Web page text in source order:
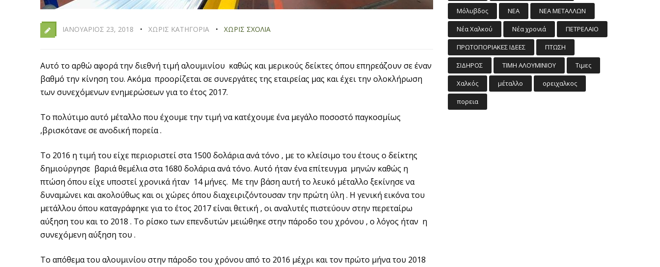
ΙΑΝΟΥΆΡΙΟΣ 23, 2018 ΧΩΡΊΣ ΚΑΤΗΓΟΡΊΑ ΧΩΡΊΣ ΣΧΌΛΙΑ
Αυτό το αρθώ αφορά την διεθνή τιμή αλουμινίου καθώς και μερικούς δείκτες όπου επηρεάζουν σε έναν
βαθμό την κίνηση του. Ακόμα προορίζεται σε συνεργάτες της εταιρείας μας και έχει την ολοκλήρωση
των συνεχόμενων ενημερώσεων για το έτος 2017.
Το πολύτιμο αυτό μέταλλο που έχουμε την τιμή να κατέχουμε ένα μεγάλο ποσοστό παγκοσμίως
,βρισκότανε σε ανοδική πορεία .
Το 2016 η τιμή του είχε περιοριστεί στα 1500 δολάρια ανά τόνο , με το κλείσιμο του έτους ο δείκτης
δημιούργησε βαριά θεμέλια στα 1680 δολάρια ανά τόνο. Αυτό ήταν ένα επίτευγμα μηνών καθώς η
πτώση όπου είχε υποστεί χρονικά ήταν 14 μήνες. Με την βάση αυτή το λευκό μέταλλο ξεκίνησε να
δυναμώνει και ακολούθως και οι χώρες όπου διαχειριζόντουσαν την πρώτη ύλη . H γενική εικόνα του
μετάλλου όπου καταγράφηκε για το έτος 2017 είναι θετική , οι αναλυτές πιστεύουν στην περεταίρω
αύξηση του και το 2018 . Το ρίσκο των επενδυτών μειώθηκε στην πάροδο του χρόνου , ο λόγος ήταν η
συνεχόμενη αύξηση του .
Το απόθεμα του αλουμινίου στην πάροδο του χρόνου από το 2016 μέχρι και τον πρώτο μήνα του 2018
Μόλυβδος ΝΕΑ ΝΕΑ ΜΕΤΑΛΛΩΝ
Νέα Χαλκού Νέα χρονιά ΠΕΤΡΕΛΑΙΟ
ΠΡΩΤΟΠΟΡΙΑΚΕΣ ΙΔΕΕΣ ΠΤΩΣΗ
ΣΙΔΗΡΟΣ ΤΙΜΗ ΑΛΟΥΜΙΝΙΟΥ Τιμες
Χαλκός μέταλλο ορειχαλκος
πορεια